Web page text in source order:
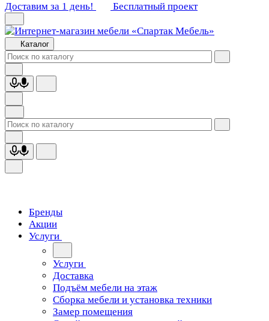
Доставим за 1 день!
Бесплатный проект
Каталог
Бренды
Акции
Услуги
Услуги
Доставка
Подъём мебели на этаж
Сборка мебели и установка техники
Замер помещения